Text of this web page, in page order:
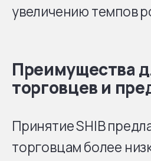
увеличению темпов
Преимущества
торговцев и
Принятие SHIB
торговцам более